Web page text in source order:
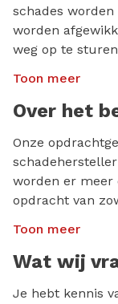
schades
worden
weg op te
werkplaats
Je bent
calculaties en
onderdelen. Tot
experts van de
Toon meer
Over het
Onze
worden er meer
opdracht van
Toon meer
Wat wij
Je hebt kennis